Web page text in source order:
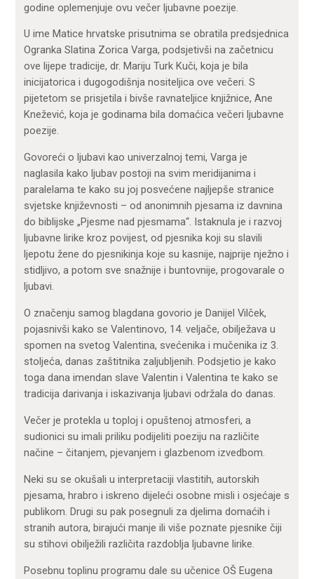
godine oplemenjuje ovu večer ljubavne poezije.
U ime Matice hrvatske prisutnima se obratila predsjednica
Ogranka Slatina Zorica Varga, podsjetivši na začetnicu
ove lijepe tradicije, dr. Mariju Turk Kuči, koja je bila
inicijatorica i dugogodišnja nositeljica ove večeri. S
pijetetom se prisjetila i bivše ravnateljice knjižnice, Ane
Knežević, koja je godinama bila domaćica večeri ljubavne
poezije.
Govoreći o ljubavi kao univerzalnoj temi, Varga je
naglasila kako ljubav postoji na svim meridijanima i
paralelama te kako su joj posvećene najljepše stranice
svjetske književnosti – od anonimnih pjesama iz davnina
do biblijske „Pjesme nad pjesmama“. Istaknula je i razvoj
ljubavne lirike kroz povijest, od pjesnika koji su slavili
ljepotu žene do pjesnikinja koje su kasnije, najprije nježno i
stidljivo, a potom sve snažnije i buntovnije, progovarale o
ljubavi.
O značenju samog blagdana govorio je Danijel Vilček,
pojasnivši kako se Valentinovo, 14. veljače, obilježava u
spomen na svetog Valentina, svećenika i mučenika iz 3.
stoljeća, danas zaštitnika zaljubljenih. Podsjetio je kako
toga dana imendan slave Valentin i Valentina te kako se
tradicija darivanja i iskazivanja ljubavi održala do danas.
Večer je protekla u toploj i opuštenoj atmosferi, a
sudionici su imali priliku podijeliti poeziju na različite
načine – čitanjem, pjevanjem i glazbenom izvedbom.
Neki su se okušali u interpretaciji vlastitih, autorskih
pjesama, hrabro i iskreno dijeleći osobne misli i osjećaje s
publikom. Drugi su pak posegnuli za djelima domaćih i
stranih autora, birajući manje ili više poznate pjesnike čiji
su stihovi obilježili različita razdoblja ljubavne lirike.
Posebnu toplinu programu dale su učenice OŠ Eugena